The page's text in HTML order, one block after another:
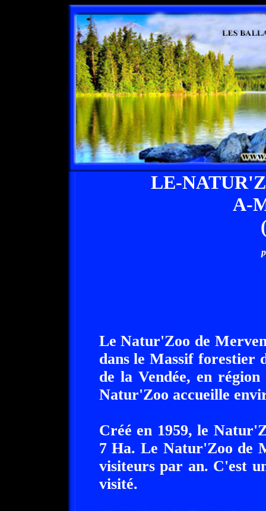
LE-
A-
Le Natur'Zoo de
dans le Massif forestier
de la Vendée, en
Natur'Zoo accueille
Créé en 1959, le
7 Ha. Le Natur'Zoo de
visiteurs par an. C'est
visité.